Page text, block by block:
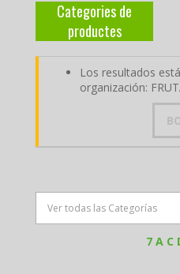
Categories de
productes
Los resultados
organización:
7 A C